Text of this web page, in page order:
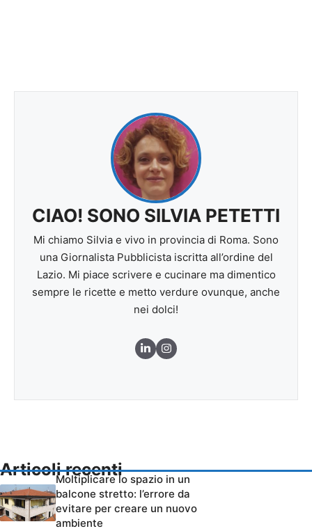
CIAO! SONO SILVIA PETETTI
Mi chiamo Silvia e vivo in provincia di Roma. Sono
una Giornalista Pubblicista iscritta all’ordine del
Lazio. Mi piace scrivere e cucinare ma dimentico
sempre le ricette e metto verdure ovunque, anche
nei dolci!
Articoli recenti
Moltiplicare lo spazio in un
balcone stretto: l’errore da
evitare per creare un nuovo
ambiente